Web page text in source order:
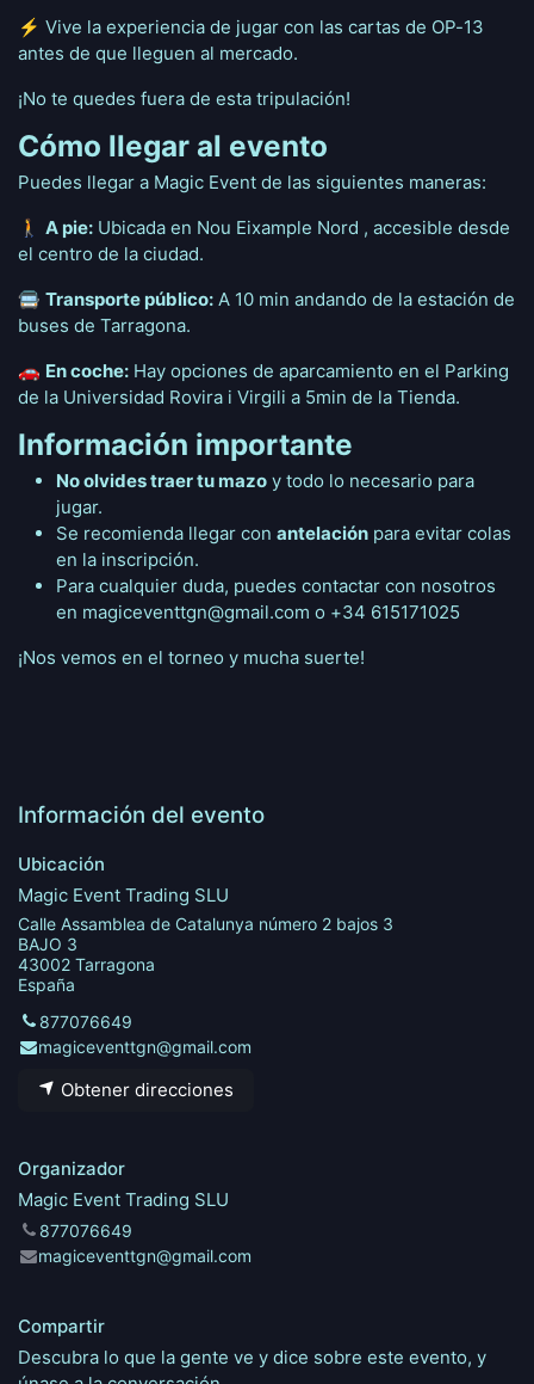
⚡ Vive la experiencia de jugar con las cartas de OP-13
antes de que lleguen al mercado.
¡No te quedes fuera de esta tripulación!
Cómo llegar al evento
Puedes llegar a Magic Event de las siguientes maneras:
🚶 A pie: Ubicada en Nou Eixample Nord , accesible desde
el centro de la ciudad.
🚍 Transporte público: A 10 min andando de la estación de
buses de Tarragona.
🚗 En coche: Hay opciones de aparcamiento en el Parking
de la Universidad Rovira i Virgili a 5min de la Tienda.
Información importante
No olvides traer tu mazo y todo lo necesario para
jugar.
Se recomienda llegar con antelación para evitar colas
en la inscripción.
Para cualquier duda, puedes contactar con nosotros
en magiceventtgn@gmail.com o +34 615171025
¡Nos vemos en el torneo y mucha suerte!
Información del evento
Ubicación
Magic Event Trading SLU
Calle Assamblea de Catalunya número 2 bajos 3
BAJO 3
43002 Tarragona
España
877076649
magiceventtgn@gmail.com
Obtener direcciones
Organizador
Magic Event Trading SLU
877076649
magiceventtgn@gmail.com
Compartir
Descubra lo que la gente ve y dice sobre este evento, y